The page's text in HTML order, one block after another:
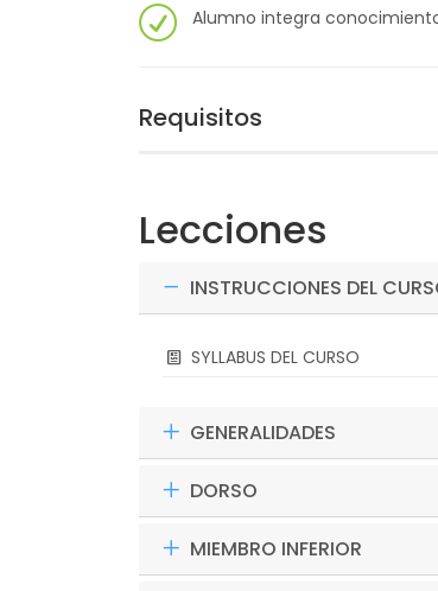
Alumno integra
Requisitos
Lecciones
INSTRUCCIONES DEL
SYLLABUS DEL CURSO
GENERALIDADES
DORSO
MIEMBRO INFERIOR